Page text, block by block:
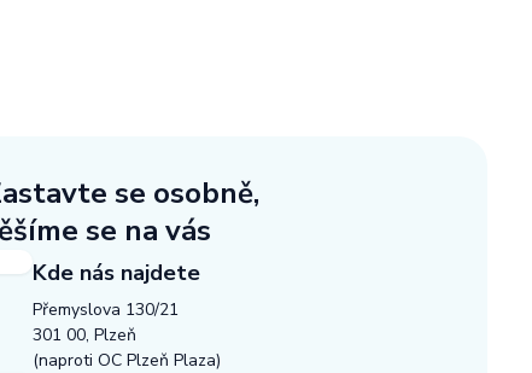
se osobně,
se na vás
Kde nás najdete
Přemyslova 130/21
301 00, Plzeň
(naproti OC Plzeň Plaza)